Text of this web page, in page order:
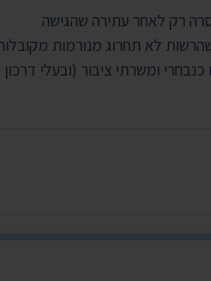
ממשרד החוץ את הרשימה לאחר שב–2007 היא נמסרה רק לאחר עתירה שהגישה
לא תחרוג מנורמות
ומשרתי ציבור ‏(ובעלי דרכון